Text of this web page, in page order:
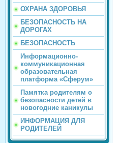
ОХРАНА ЗДОРОВЬЯ
БЕЗОПАСНОСТЬ НА
ДОРОГАХ
БЕЗОПАСНОСТЬ
Информационно-
коммуникационная
образовательная
платформа «Сферум»
Памятка родителям о
безопасности детей в
новогодние каникулы
ИНФОРМАЦИЯ ДЛЯ
РОДИТЕЛЕЙ